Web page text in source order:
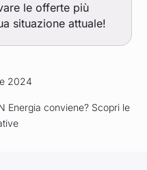
le offerte più
situazione attuale!
2024
Energia conviene? Scopri le